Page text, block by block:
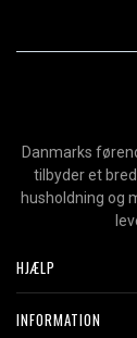
Danmarks
tilbyder et
husholdning og
HJÆLP
INFORMATION